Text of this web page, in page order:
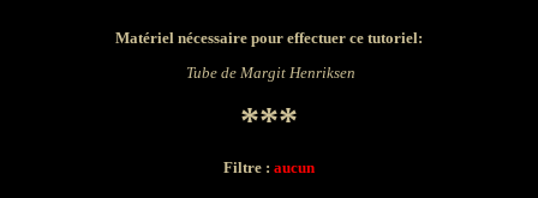
Matériel nécessaire pour effectuer ce tutoriel:
Tube de Margit Henriksen
***
Filtre : aucun